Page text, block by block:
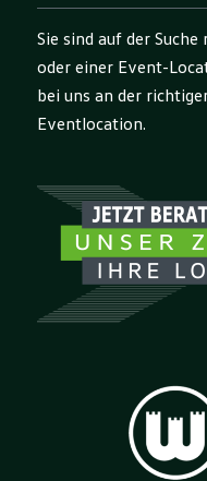
Sie sind auf der
oder einer Event-
bei uns an der
Eventlocation.